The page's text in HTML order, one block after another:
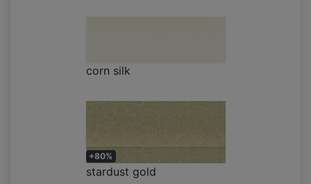
corn silk
+80%
stardust gold